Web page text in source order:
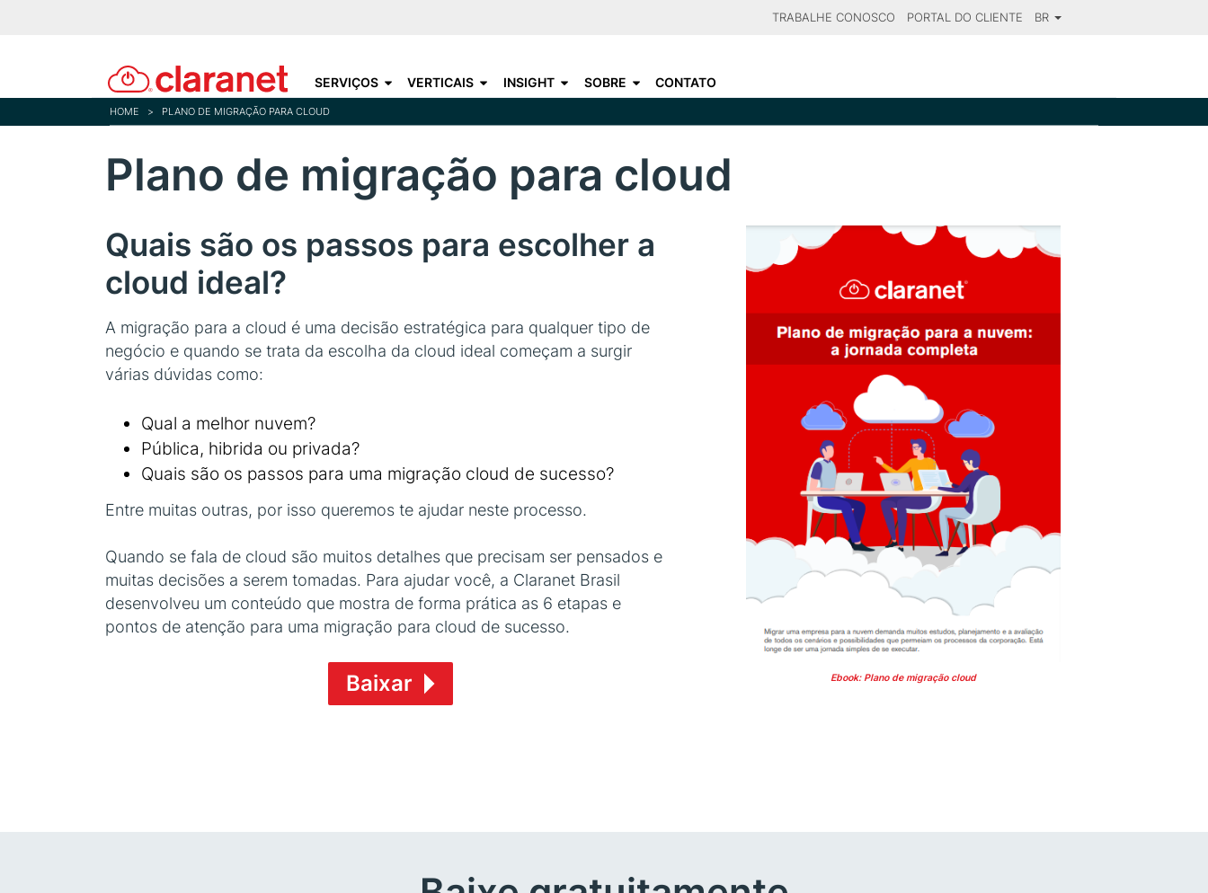
content
TRABALHE CONOSCO PORTAL DO CLIENTE BR
SERVIÇOS VERTICAIS INSIGHT SOBRE CONTATO
HOME > PLANO DE MIGRAÇÃO PARA CLOUD
Plano de migração para cloud
Quais são os passos para escolher a
cloud ideal?
A migração para a cloud é uma decisão estratégica para qualquer tipo de
negócio e quando se trata da escolha da cloud ideal começam a surgir
várias dúvidas como:
Qual a melhor nuvem?
Pública, hibrida ou privada?
Quais são os passos para uma migração cloud de sucesso?
Entre muitas outras, por isso queremos te ajudar neste processo.
Quando se fala de cloud são muitos detalhes que precisam ser pensados e
muitas decisões a serem tomadas. Para ajudar você, a Claranet Brasil
desenvolveu um conteúdo que mostra de forma prática as 6 etapas e
pontos de atenção para uma migração para cloud de sucesso.
Baixar Ebook: Plano de migração cloud